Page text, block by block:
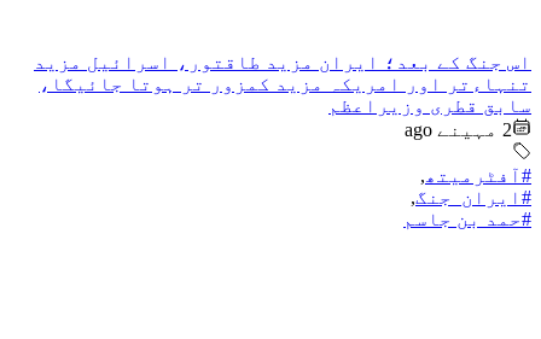
اس جنگ کے بعد؛ ایران مزید طاقتور، اسرائیل مزید
تنہاءتر اور امریکہ مزید کمزور تر ہوتا جائیگا،
سابق قطری وزیراعظم
2 مہینے ago
#آفٹرمیتھ ,
#ایران_جنگ,
#حمد بن جاسم